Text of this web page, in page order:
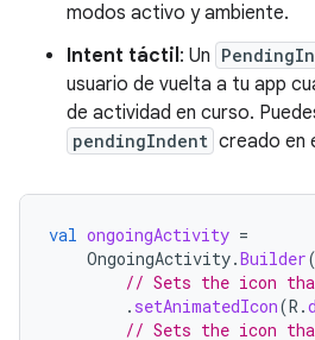
modos activo y ambiente.
Intent táctil: Un
usuario de vuelta a tu app
de actividad en curso.
pendingIndent creado en
val ongoingActivity =
OngoingActivity.Builder(
// Sets the icon
. setAnimatedIcon(R .
// Sets the icon